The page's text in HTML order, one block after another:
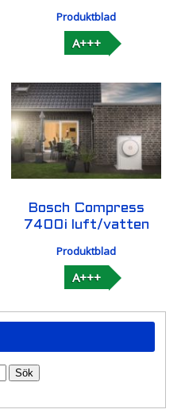
Produktblad
A+++
Bosch Compress
7400i luft/vatten
Produktblad
A+++
Sök